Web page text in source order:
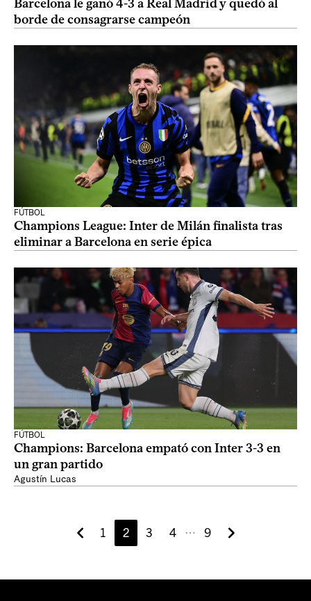
Barcelona le ganó 4-3 a Real Madrid y quedó al
borde de consagrarse campeón
FÚTBOL
Champions League: Inter de Milán finalista tras
eliminar a Barcelona en serie épica
FÚTBOL
Champions: Barcelona empató con Inter 3-3 en
un gran partido
Agustín Lucas
1 2 3 4 ⋯ 9